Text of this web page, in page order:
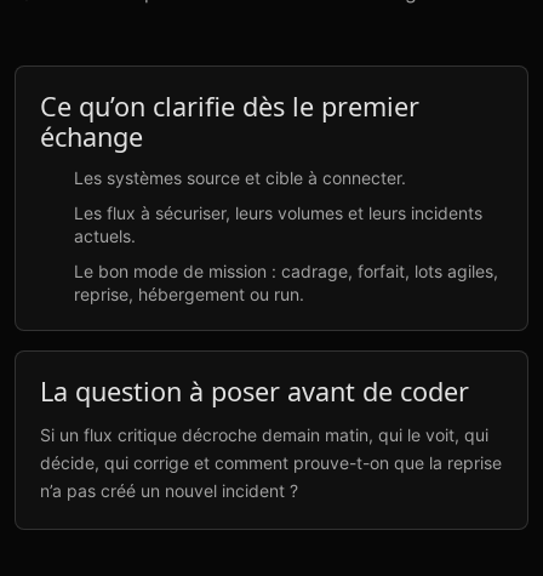
Ce qu’on clarifie dès le premier
échange
Les systèmes source et cible à connecter.
Les flux à sécuriser, leurs volumes et leurs incidents
actuels.
Le bon mode de mission : cadrage, forfait, lots agiles,
reprise, hébergement ou run.
La question à poser avant de coder
Si un flux critique décroche demain matin, qui le voit, qui
décide, qui corrige et comment prouve-t-on que la reprise
n’a pas créé un nouvel incident ?